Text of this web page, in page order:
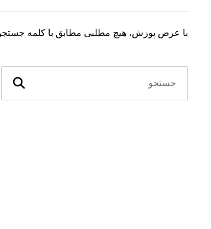
با عرض پوزش، هیچ مطلبی مطابق با کلمه